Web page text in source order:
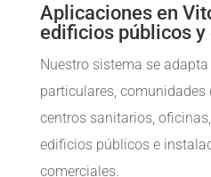
Aplicaciones en
edificios públicos y
Nuestro sistema se
particulares, comunidades
centros sanitarios,
edificios públicos e
comerciales.